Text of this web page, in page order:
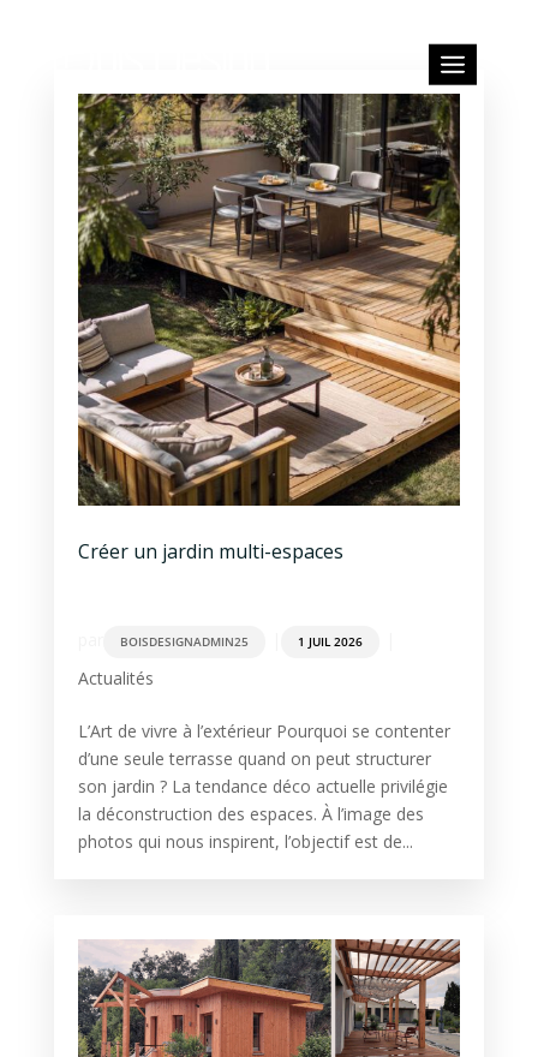
Créer un jardin multi-espaces
BOISDESIGNADMIN25 1 JUIL 2026
Actualités
L’Art de vivre à l’extérieur Pourquoi se contenter
d’une seule terrasse quand on peut structurer
son jardin ? La tendance déco actuelle privilégie
la déconstruction des espaces. À l’image des
photos qui nous inspirent, l’objectif est de...